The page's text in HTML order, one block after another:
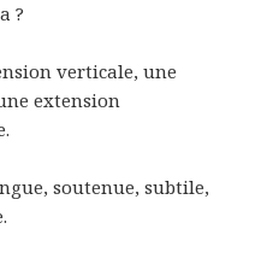
?
verticale, une
extension
soutenue, subtile,